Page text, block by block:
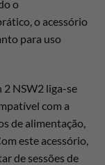
o
o acessório
para uso
NSW2 liga-se
com a
de alimentação,
este acessório,
de sessões de